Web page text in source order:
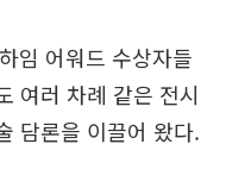
임 어워드 수상자들
여러 차례 같은 전시
담론을 이끌어 왔다.